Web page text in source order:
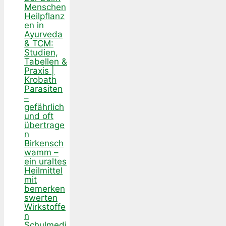
Menschen
Heilpflanz
en in
Ayurveda
& TCM:
Studien,
Tabellen &
Praxis |
Krobath
Parasiten
–
gefährlich
und oft
übertrage
n
Birkensch
wamm –
ein uraltes
Heilmittel
mit
bemerken
swerten
Wirkstoffe
n